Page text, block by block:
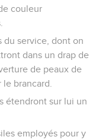
couleur
du service, dont on
dans un drap de
de peaux de
brancard.
étendront sur lui un
employés pour y